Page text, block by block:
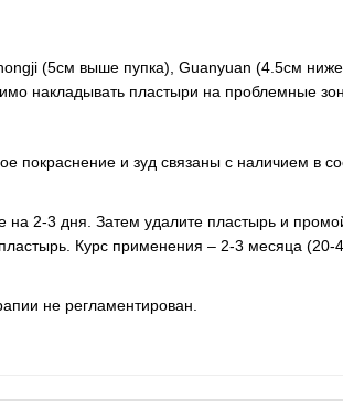
(5см выше пупка), Guanyuan (4.5см
накладывать пластыри на проблемные
покраснение и зуд связаны с наличием в
на 2-3 дня. Затем удалите пластырь и
Курс применения – 2-3 месяца (20-
не регламентирован.